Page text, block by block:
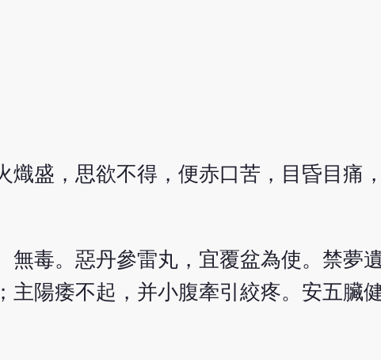
熾盛，思欲不得，便赤口苦，目昏目痛
無毒。惡丹參雷丸，宜覆盆為使。禁夢
主陽痿不起，并小腹牽引絞疼。安五臟